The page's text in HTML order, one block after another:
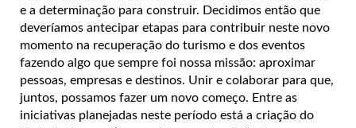
e a determinação para construir. Decidimos então que
deveríamos antecipar etapas para contribuir neste novo
momento na recuperação do turismo e dos eventos
fazendo algo que sempre foi nossa missão: aproximar
pessoas, empresas e destinos. Unir e colaborar para que,
juntos, possamos fazer um novo começo. Entre as
iniciativas planejadas neste período está a criação do